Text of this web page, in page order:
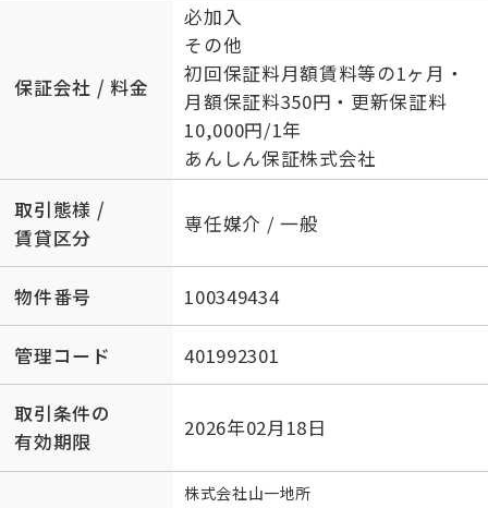
保証会社 / 料金
必加入
その他
初回保証料月額賃料等の1ヶ月・
月額保証料350円・更新保証料
10,000円/1年
あんしん保証株式会社
取引態様 /
賃貸区分
専任媒介 / 一般
物件番号 100349434
管理コード 401992301
取引条件の
有効期限
2026年02月18日
株式会社山一地所